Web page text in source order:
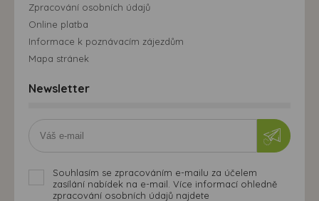
Zpracování osobních údajů
Online platba
Informace k poznávacím zájezdům
Mapa stránek
Newsletter
Souhlasím se zpracováním e-mailu za účelem
zasílání nabídek na e-mail. Více informací ohledně
zpracování osobních údajů najdete